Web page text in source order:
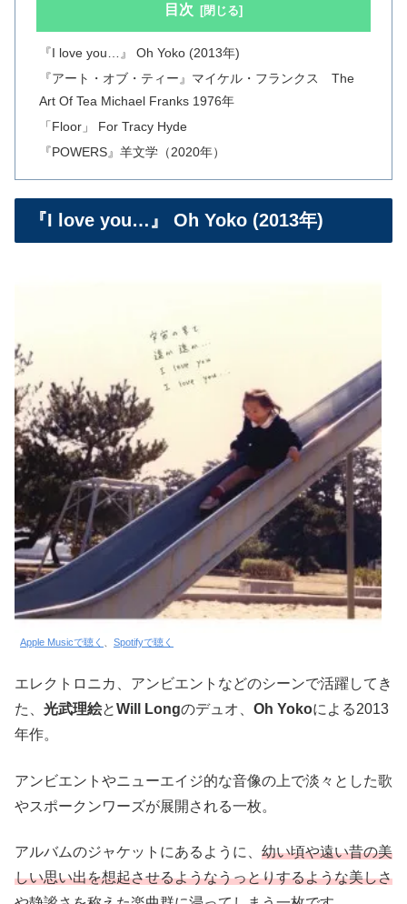
目次
『I love you…』 Oh Yoko (2013年)
『アート・オブ・ティー』マイケル・フランクス The
Art Of Tea Michael Franks 1976年
「Floor」 For Tracy Hyde
『POWERS』羊文学（2020年）
『I love you…』 Oh Yoko (2013年)
Apple Musicで聴く Spotifyで聴く
エレクトロニカ、アンビエントなどのシーンで活躍してき
た、 光武理絵とWill Longのデュオ、 Oh Yokoによる2013
年作。
アンビエントやニューエイジ的な音像の上で淡々とした歌
やスポークンワーズが展開される一枚。
アルバムのジャケットにあるように、 幼い頃や遠い昔の美
しい思い出を想起させるようなうっとりするような美しさ